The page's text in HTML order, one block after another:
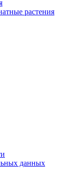
растения
данных